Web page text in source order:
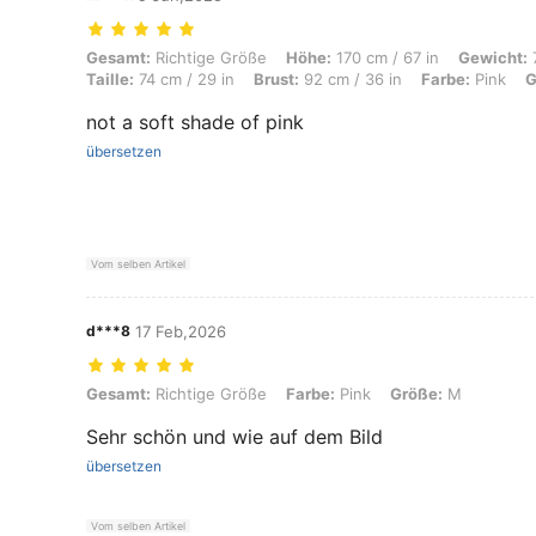
Gesamt: Richtige Größe, Höhe: 170 cm / 67 in, Gewicht: 72 kg /
Gesamt: Richtige Größe Höhe: 170 cm / 67 in Gewicht:
Taille: 74 cm / 29 in Brust: 92 cm / 36 in Farbe: Pink
not a soft shade of pink
übersetzen
Vom selben Artikel
d***8 17 Feb,2026
Gesamt: Richtige Größe, Farbe: Pink, Größe: M
Gesamt: Richtige Größe Farbe: Pink Größe: M
Sehr schön und wie auf dem Bild
übersetzen
Vom selben Artikel